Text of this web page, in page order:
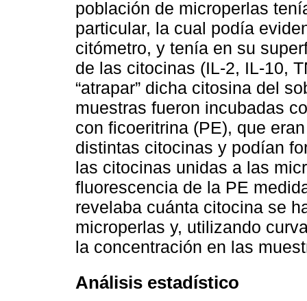
población de microperlas
particular, la cual podía
citómetro, y tenía en su
de las citocinas (IL-2, IL-10,
“atrapar” dicha citosina del
muestras fueron incubadas
con ficoeritrina (PE), que
distintas citocinas y podían
las citocinas unidas a las
fluorescencia de la PE
revelaba cuánta citocina se
microperlas y, utilizando
la concentración en las
Análisis estadístico